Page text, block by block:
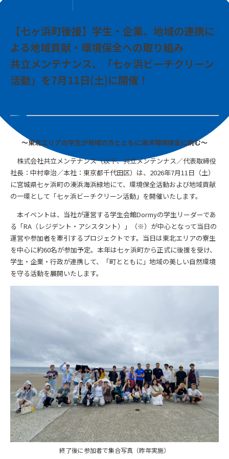
【七ヶ浜町後援】学生・企業、地域の連携に
よる地域貢献・環境保全への取り組み
共立メンテナンス、「七ヶ浜ビーチクリーン
活動」を7月11日(土)に開催！
～東北エリアの学生が地域の方とともに海洋環境保全に挑む～
株式会社共立メンテナンス（以下、共立メンテンナス／代表取締役
社長：中村幸治／本社：東京都千代田区）は、2026年7月11日（土）
に宮城県七ヶ浜町の湊浜海浜緑地にて、環境保全活動および地域貢献
の一環として「七ヶ浜ビーチクリーン活動」を開催いたします。
本イベントは、当社が運営する学生会館Dormyの学生リーダーであ
る「RA（レジデント・アシスタント）」（※）が中心となって当日の
運営や参加者を牽引するプロジェクトです。当日は東北エリアの寮生
を中心に約60名が参加予定。本年は七ヶ浜町から正式に後援を受け、
学生・企業・行政が連携して、「町とともに」地域の美しい自然環境
を守る活動を展開いたします。
終了後に参加者で集合写真（昨年実施）